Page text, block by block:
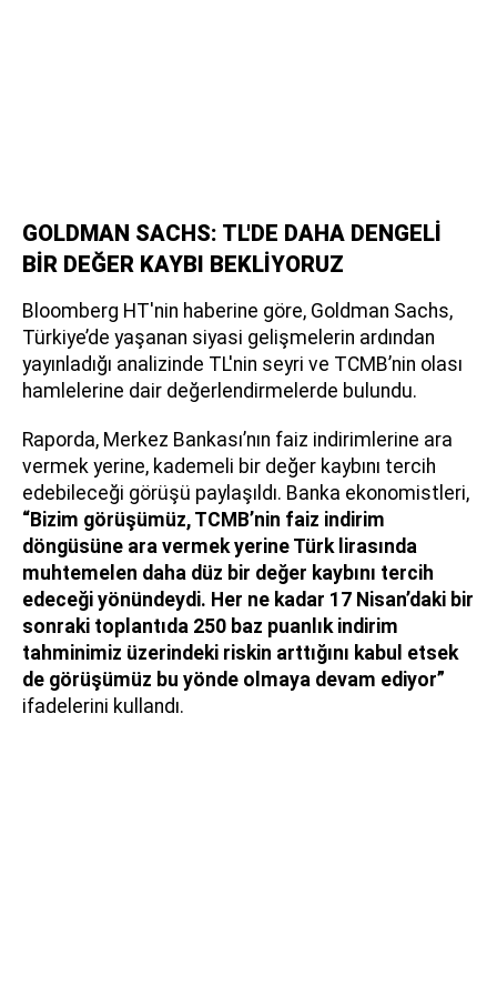
GOLDMAN SACHS: TL'DE DAHA DENGELİ
BİR DEĞER KAYBI BEKLİYORUZ
Bloomberg HT'nin haberine göre, Goldman Sachs,
Türkiye’de yaşanan siyasi gelişmelerin ardından
yayınladığı analizinde TL'nin seyri ve TCMB’nin olası
hamlelerine dair değerlendirmelerde bulundu.
Raporda, Merkez Bankası’nın faiz indirimlerine ara
vermek yerine, kademeli bir değer kaybını tercih
edebileceği görüşü paylaşıldı. Banka ekonomistleri,
“Bizim görüşümüz, TCMB’nin faiz indirim
döngüsüne ara vermek yerine Türk lirasında
muhtemelen daha düz bir değer kaybını tercih
edeceği yönündeydi. Her ne kadar 17 Nisan’daki bir
sonraki toplantıda 250 baz puanlık indirim
tahminimiz üzerindeki riskin arttığını kabul etsek
de görüşümüz bu yönde olmaya devam ediyor”
ifadelerini kullandı.